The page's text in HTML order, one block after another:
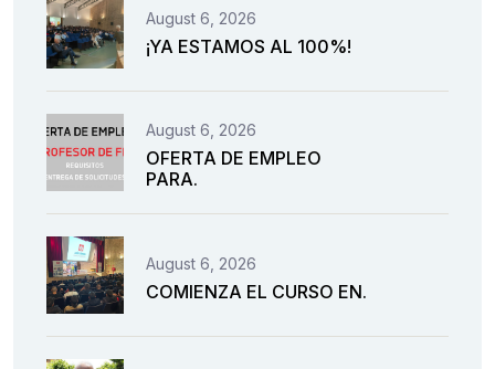
August 6, 2026
¡YA ESTAMOS AL 100%!
August 6, 2026
OFERTA DE EMPLEO
PARA.
August 6, 2026
COMIENZA EL CURSO EN.